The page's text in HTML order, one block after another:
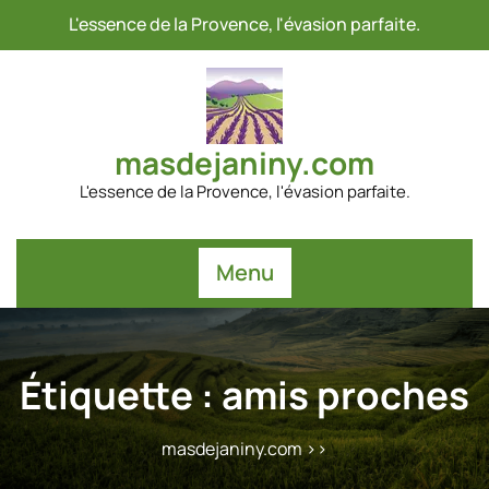
L'essence de la Provence, l'évasion parfaite.
masdejaniny.com
L'essence de la Provence, l'évasion parfaite.
Menu
Étiquette :amis proches
masdejaniny.com>>